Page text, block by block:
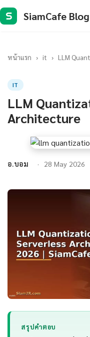
S SiamCafe Blog
หน้าแรก › it › LLM
IT
LLM
Architecture
อ.บอม 28 May 2026
สรุปคำตอบ